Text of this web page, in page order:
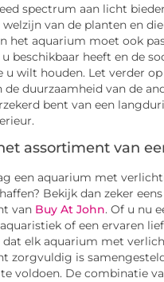
spectrum aan licht
van de planten en
het aquarium moet ook
beschikbaar heeft en de
u wilt houden. Let verder
de duurzaamheid van de
bent van een
assortiment van
een aquarium met
Bekijk dan zeker
van Buy At John. Of u nu
of een ervaren
dat elk aquarium met
zorgvuldig is
voldoen. De combinatie